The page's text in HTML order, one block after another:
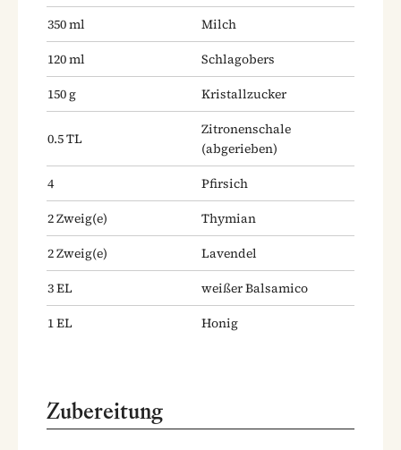
350ml
Milch
120ml
Schlagobers
150g Kristallzucker
0.5TL
Zitronenschale
(abgerieben)
4
Pfirsich
2Zweig(e)
Thymian
2Zweig(e)
Lavendel
3EL
weißer Balsamico
1EL Honig
Zubereitung